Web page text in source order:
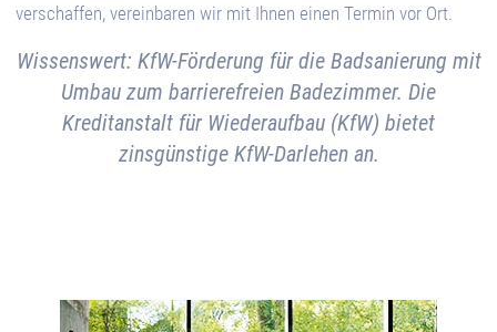
verschaffen, vereinbaren wir mit Ihnen einen Termin vor Ort.
Wissenswert: KfW-Förderung für die Badsanierung mit
Umbau zum barrierefreien Badezimmer. Die
Kreditanstalt für Wiederaufbau (KfW) bietet
zinsgünstige KfW-Darlehen an.